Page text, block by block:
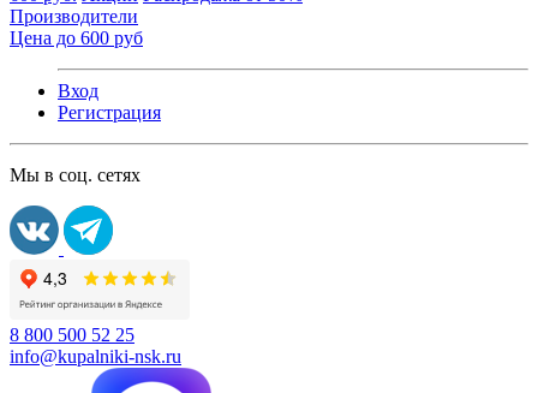
Производители
Цена до 600 руб
Вход
Регистрация
Мы в соц. сетях
8 800 500 52 25
info@kupalniki-nsk.ru